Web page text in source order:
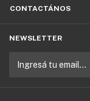
CONTACTÁNOS
NEWSLETTER